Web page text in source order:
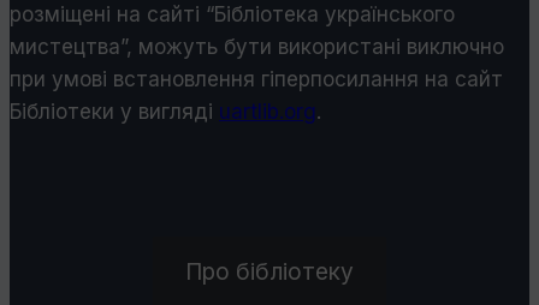
розміщені на сайті “Бібліотека українського
мистецтва”, можуть бути використані виключно
при умові встановлення гіперпосилання на сайт
Бібліотеки у виглядi uartlib.org.
Про бібліотеку